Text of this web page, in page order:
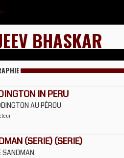
BHASKAR
IN PERU
AU PÉROU
(SERIE) (SERIE)
SANDMAN